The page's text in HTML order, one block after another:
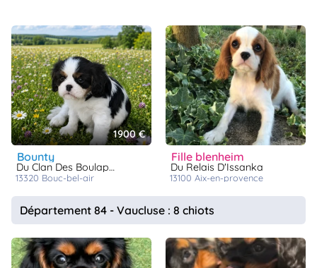
1900 €
bounty
Du Clan Des Boulapat
13320 bouc-bel-air
fille blenheim
Du Relais D'Issanka
13100 aix-en-provence
Département 84 - Vaucluse : 8 chiots